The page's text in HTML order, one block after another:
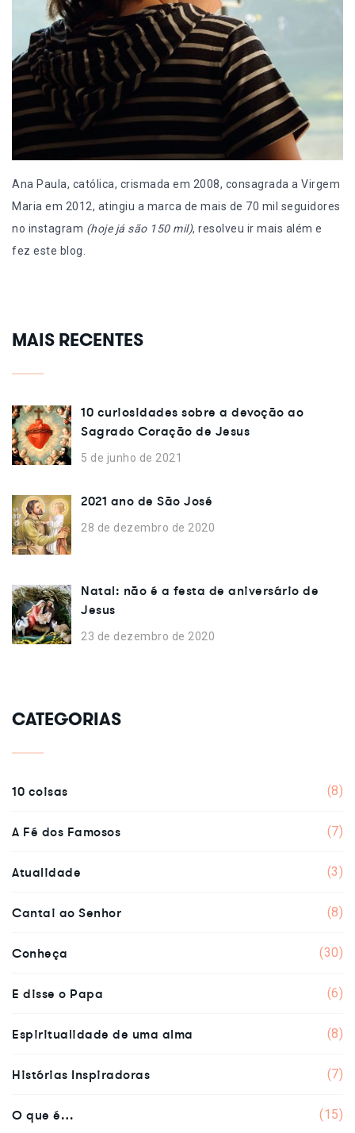
Ana Paula, católica, crismada em 2008, consagrada a Virgem
Maria em 2012, atingiu a marca de mais de 70 mil seguidores
no instagram (hoje já são 150 mil), resolveu ir mais além e
fez este blog.
MAIS RECENTES
10 curiosidades sobre a devoção ao
Sagrado Coração de Jesus
5 de junho de 2021
2021 ano de São José
28 de dezembro de 2020
Natal: não é a festa de aniversário de
Jesus
23 de dezembro de 2020
CATEGORIAS
10 coisas (8)
A Fé dos Famosos (7)
Atualidade (3)
Cantai ao Senhor (8)
Conheça (30)
E disse o Papa (6)
Espiritualidade de uma alma (8)
Histórias Inspiradoras (7)
O que é… (15)